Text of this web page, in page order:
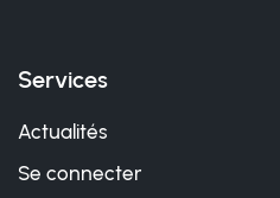
Services
Actualités
Se connecter